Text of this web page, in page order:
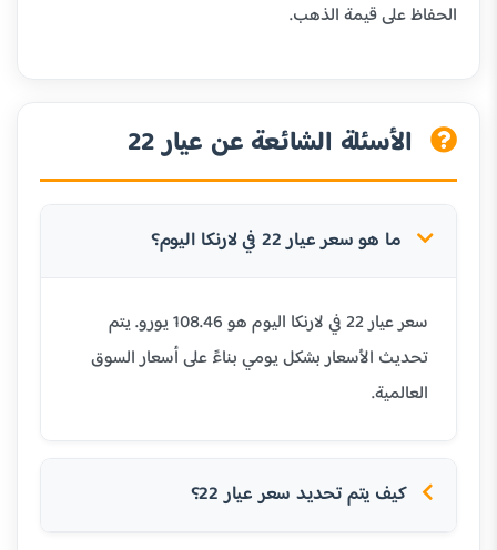
الحفاظ على قيمة الذهب.
الأسئلة الشائعة عن عيار 22
ما هو سعر عيار 22 في لارنكا اليوم؟
سعر عيار 22 في لارنكا اليوم هو 108.46 يورو. يتم
تحديث الأسعار بشكل يومي بناءً على أسعار السوق
العالمية.
كيف يتم تحديد سعر عيار 22؟